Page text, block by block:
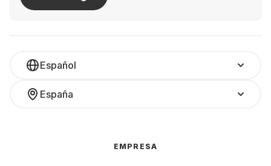
Español
España
EMPRESA